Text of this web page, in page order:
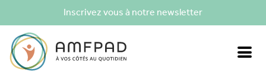
Inscrivez vous à notre newsletter